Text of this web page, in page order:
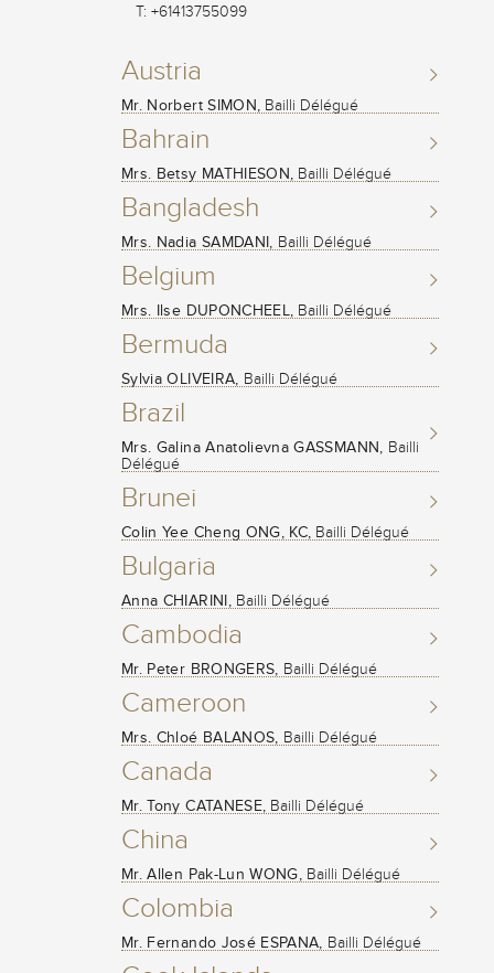
T: +61413755099
Austria
Mr. Norbert SIMON, Bailli Délégué
Bahrain
Mrs. Betsy MATHIESON, Bailli Délégué
Bangladesh
Mrs. Nadia SAMDANI, Bailli Délégué
Belgium
Mrs. Ilse DUPONCHEEL, Bailli Délégué
Bermuda
Sylvia OLIVEIRA, Bailli Délégué
Brazil
Mrs. Galina Anatolievna GASSMANN, Bailli
Délégué
Brunei
Colin Yee Cheng ONG, KC, Bailli Délégué
Bulgaria
Anna CHIARINI,Bailli Délégué
Cambodia
Mr. Peter BRONGERS, Bailli Délégué
Cameroon
Mrs. Chloé BALANOS, Bailli Délégué
Canada
Mr. Tony CATANESE, Bailli Délégué
China
Mr. Allen Pak-Lun WONG, Bailli Délégué
Colombia
Mr. Fernando José ESPANA, Bailli Délégué